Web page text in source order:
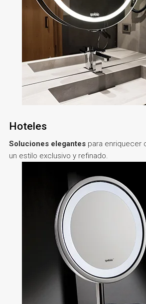
Hoteles
Soluciones elegantes para enriquecer
un estilo exclusivo y refinado.